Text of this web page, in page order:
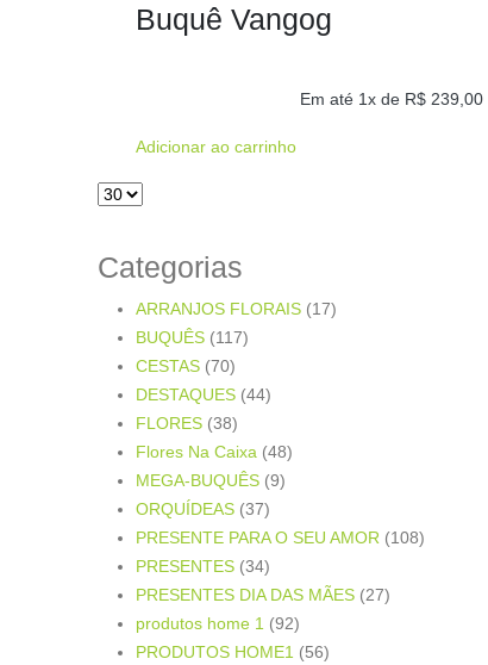
Buquê Vangog
Em até 1x de R$ 239,00
Adicionar ao carrinho
Categorias
ARRANJOS FLORAIS (17)
BUQUÊS (117)
CESTAS (70)
DESTAQUES (44)
FLORES (38)
Flores Na Caixa (48)
MEGA-BUQUÊS (9)
ORQUÍDEAS (37)
PRESENTE PARA O SEU AMOR (108)
PRESENTES (34)
PRESENTES DIA DAS MÃES (27)
produtos home 1 (92)
PRODUTOS HOME1 (56)